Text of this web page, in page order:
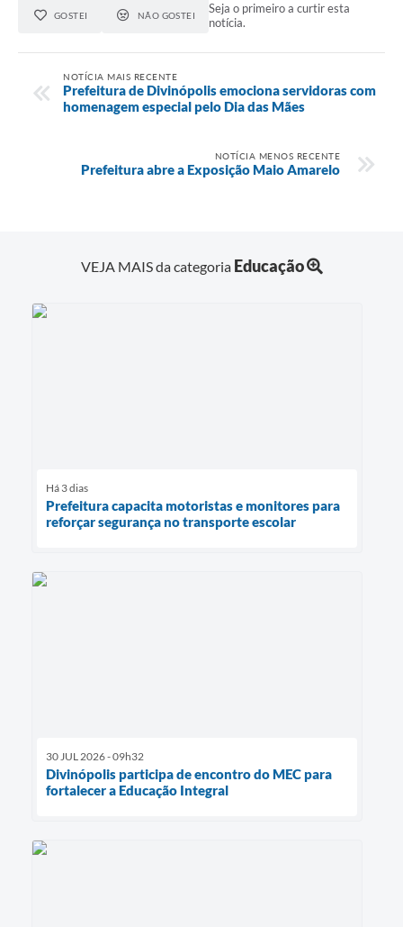
GOSTEI NÃO GOSTEI
Seja o primeiro a curtir esta
notícia.
NOTÍCIA MAIS RECENTE
Prefeitura de Divinópolis emociona servidoras com
homenagem especial pelo Dia das Mães
NOTÍCIA MENOS RECENTE
Prefeitura abre a Exposição Maio Amarelo
VEJA MAIS da categoria Educação
Há 3 dias
Prefeitura capacita motoristas e monitores para
reforçar segurança no transporte escolar
30 JUL 2026 - 09h32
Divinópolis participa de encontro do MEC para
fortalecer a Educação Integral